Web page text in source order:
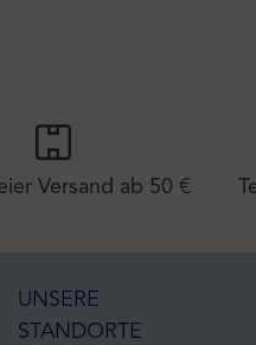
Versand ab 50 €
UNSERE
STANDORTE